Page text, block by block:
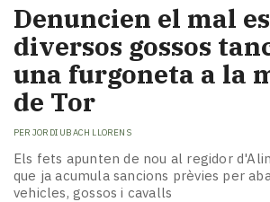
Denuncien el mal
diversos gossos
una furgoneta a la
de Tor
PER JORDI UBACH LLORENS
Els fets apunten de nou al regidor
que ja acumula sancions prèvies per
vehicles, gossos i cavalls